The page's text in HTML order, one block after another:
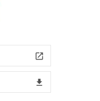
launch
file_download